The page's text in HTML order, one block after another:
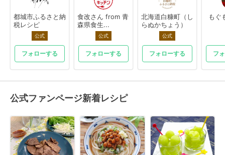
都城市ふるさと納
税レシピ
公式
フォローする
食改さん from 青
森県食生...
公式
フォローする
北海道白糠町（し
らぬかちょう）
公式
フォローする
もぐ
フ
公式ファンページ新着レシピ